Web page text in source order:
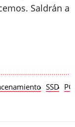
Saldrán a
SSD PC